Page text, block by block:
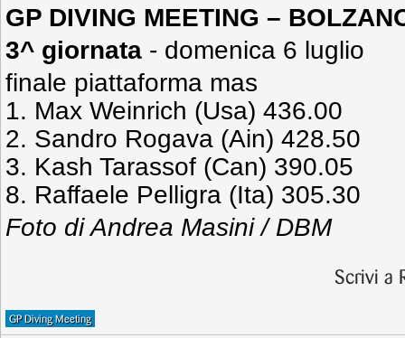
GP DIVING MEETING –
3^ giornata - domenica 6 luglio
finale piattaforma mas
1. Max Weinrich (Usa) 436.00
2. Sandro Rogava (Ain) 428.50
3. Kash Tarassof (Can) 390.05
8. Raffaele Pelligra (Ita) 305.30
Foto di Andrea Masini / DBM
Scrivi a
GP Diving Meeting